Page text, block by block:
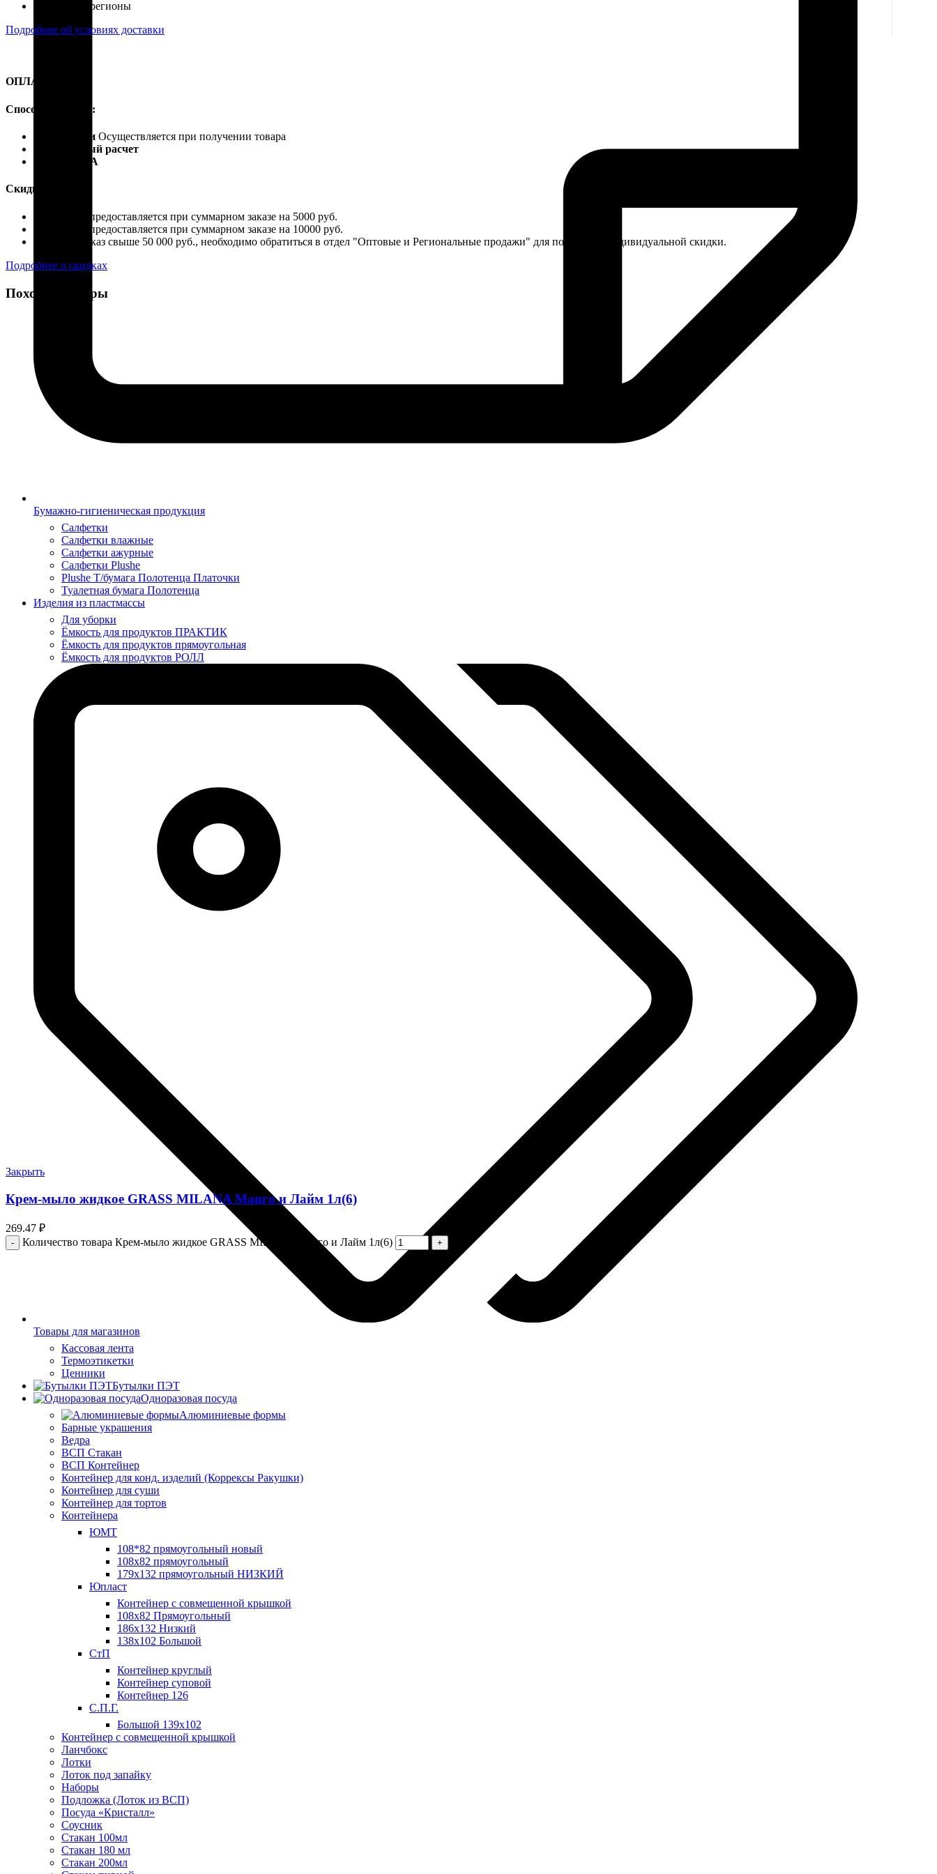
Бумажно-гигиеническая продукция
Салфетки
Салфетки влажные
Салфетки ажурные
Салфетки Plushe
Plushe Т/бумага Полотенца Платочки
Туалетная бумага Полотенца
Изделия из пластмассы
Для уборки
Ёмкость для продуктов ПРАКТИК
Ёмкость для продуктов прямоугольная
Ёмкость для продуктов РОЛЛ
Товары для магазинов
Кассовая лента
Термоэтикетки
Ценники
Бутылки ПЭТ
Одноразовая посуда
Алюминиевые формы
Барные украшения
Ведра
ВСП Стакан
ВСП Контейнер
Контейнер для конд. изделий (Коррексы Ракушки)
Контейнер для суши
Контейнер для тортов
Контейнера
ЮМТ
108*82 прямоугольный новый
108х82 прямоугольный
179х132 прямоугольный НИЗКИЙ
Юпласт
Контейнер с совмещенной крышкой
108х82 Прямоугольный
186х132 Низкий
138х102 Большой
СтП
Контейнер круглый
Контейнер суповой
Контейнер 126
С.П.Г.
Большой 139х102
Контейнер с совмещенной крышкой
Ланчбокс
Лотки
Лоток под запайку
Наборы
Подложка (Лоток из ВСП)
Посуда «Кристалл»
Соусник
Стакан 100мл
Стакан 180 мл
Стакан 200мл
Россия, все регионы
Подробнее об условиях доставки
ОПЛАТА
Способы оплаты:
Наличными Осуществляется при получении товара
Безналичный расчет
Карты VISA
Скидки:
Скидка 4% предоставляется при суммарном заказе на 5000 руб.
Скидка 7% предоставляется при суммарном заказе на 10000 руб.
Если ваш заказ свыше 50 000 руб., необходимо обратиться в отдел "Оптовые и Региональные продажи" для получения индивидуальной скидки.
Подробнее о скидках
Похожие товары
Закрыть
Крем-мыло жидкое GRASS MILANA Манго и Лайм 1л(6)
269.47 ₽
Количество товара Крем-мыло жидкое GRASS MILANA Манго и Лайм 1л(6)